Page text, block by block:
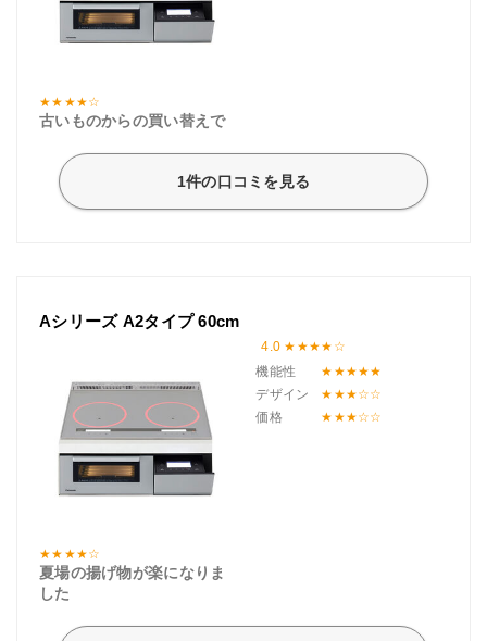
古いものからの買い替えで
1件の口コミを見る
Aシリーズ A2タイプ 60cm
4.0
機能性
デザイン
価格
夏場の揚げ物が楽になりま
した